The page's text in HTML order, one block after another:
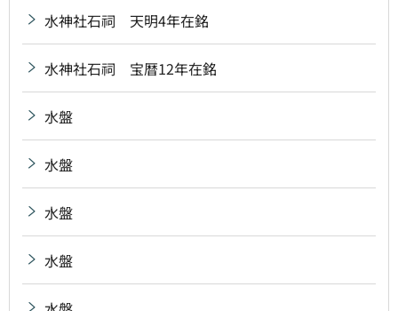
水神社石祠 天明4年在銘
水神社石祠 宝暦12年在銘
水盤
水盤
水盤
水盤